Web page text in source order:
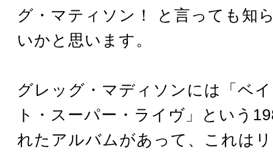
グ・マティソン！ と言っても知
いかと思います。
グレッグ・マディソンには「ベ
ト・スーパー・ライヴ」という
れたアルバムがあって、これは